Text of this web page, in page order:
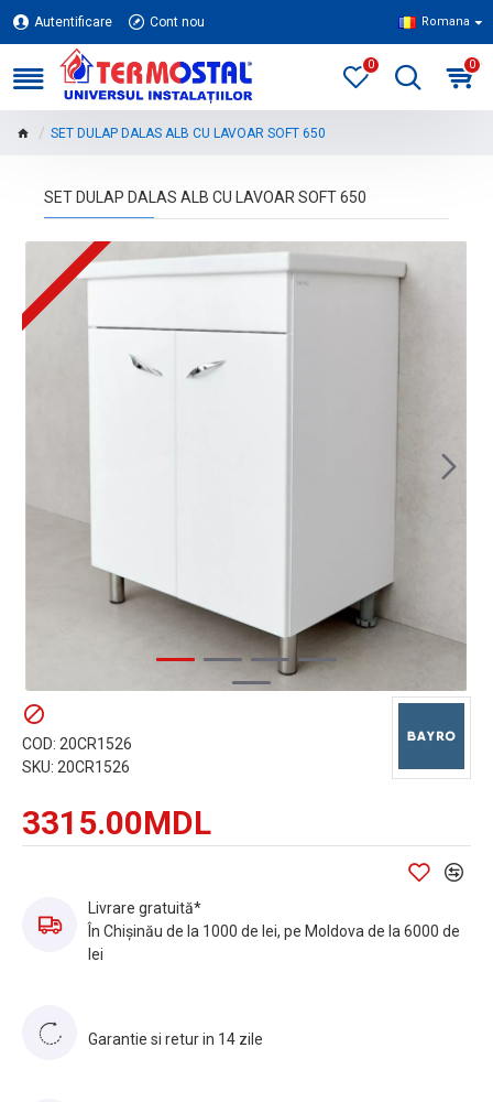
Autentificare Cont nou Romana
0 0
SET DULAP DALAS ALB CU LAVOAR SOFT 650
SET DULAP DALAS ALB CU LAVOAR SOFT 650
3315.00MDL
COD: 20CR1526
SKU: 20CR1526
Livrare gratuită*
În Chișinău de la 1000 de lei, pe Moldova de la 6000 de
lei
Garantie si retur in 14 zile